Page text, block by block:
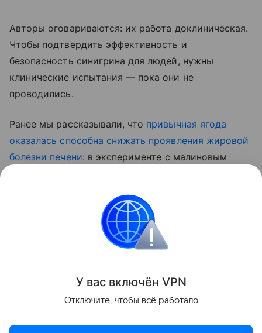
Авторы оговариваются: их работа доклиническая.
Чтобы подтвердить эффективность и
безопасность синигрина для людей, нужны
клинические испытания — пока они не
проводились.
Ранее мы рассказывали, что привычная ягода
оказалась способна снижать проявления жировой
болезни печени: в эксперименте с малиновым
Красота и здоровье
Поделиться
У вас включён VPN
Отключите, чтобы всё работало